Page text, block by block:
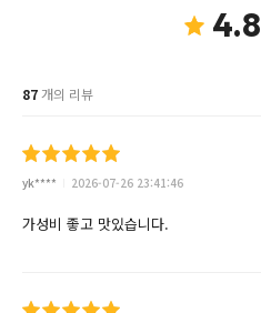
4.8
87개의 리뷰
yk**** 2026-07-26 23:41:46
가성비 좋고 맛있습니다.